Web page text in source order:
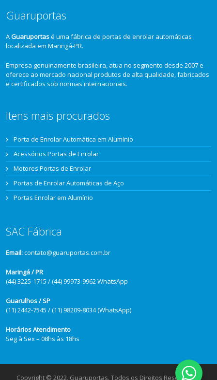
Guaruportas
AGuaruportasé uma fábrica de portas de enrolar automáticas
localizada em Maringá-PR.
Empresa genuinamente brasileira, atua no segmento desde 2007 e
oferece ao mercado nacional produtos de alta qualidade, fabricados
e certificados sob normas internacionais.
Itens mais procurados
Porta de Enrolar Automática em Alumínio
Acessórios Portas de Enrolar
Motores Portas de Enrolar
Portas de Enrolar Automáticas de Aço
Portas Enrolar em Alumínio
SAC Fábrica
Email:contato@guaruportas.com.br
Maringá / PR
(44) 3225-1715 / (44) 99973-9962 WhatsApp
Guarulhos / SP
(11) 2442-7545 / (11) 98209-8034 (WhatsApp)
Horários Atendimento
Seg à Sex – 08hs às 18hs
Copyright © 2022, Guaruportas. Todos os Direitos Reservados.